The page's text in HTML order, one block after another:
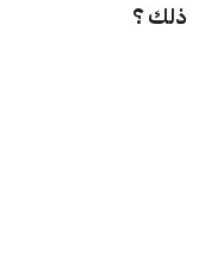
ذلك ؟